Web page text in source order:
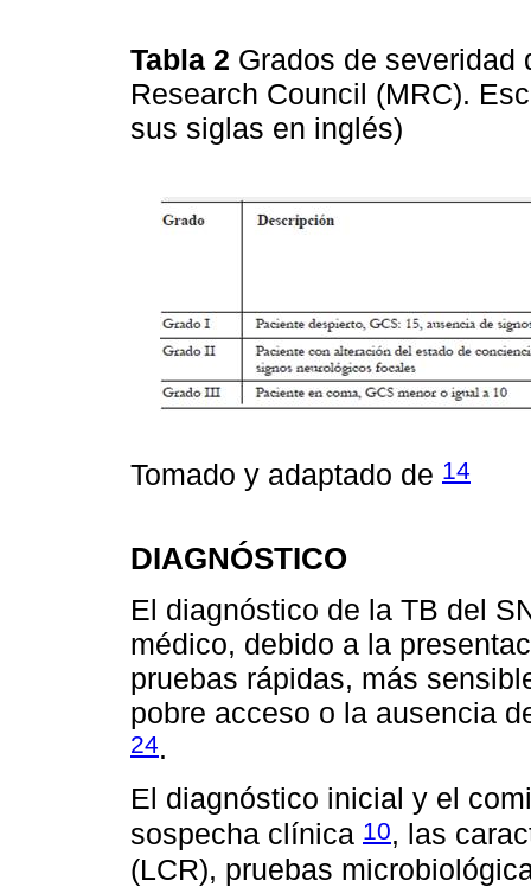
Tabla 2 Grados de severidad
Research Council (MRC).
sus siglas en inglés)
Tomado y adaptado de 14
DIAGNÓSTICO
El diagnóstico de la TB del
médico, debido a la
pruebas rápidas, más
pobre acceso o la ausencia
24.
El diagnóstico inicial y el
sospecha clínica 10, las
(LCR), pruebas